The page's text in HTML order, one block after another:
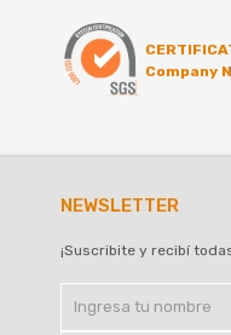
Company
NEWSLETTER
¡Suscribite y recibí